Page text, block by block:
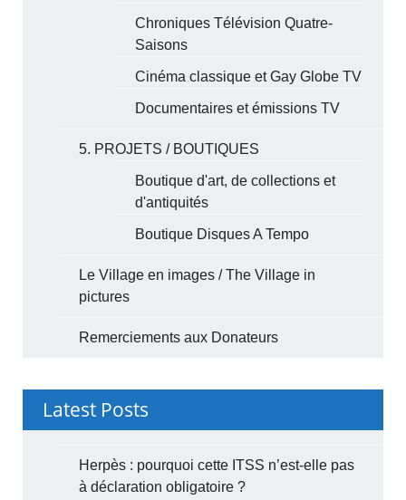
Chroniques Télévision Quatre-
Saisons
Cinéma classique et Gay Globe TV
Documentaires et émissions TV
5. PROJETS / BOUTIQUES
Boutique d'art, de collections et
d'antiquités
Boutique Disques A Tempo
Le Village en images / The Village in
pictures
Remerciements aux Donateurs
Latest Posts
Herpès : pourquoi cette ITSS n’est-elle pas
à déclaration obligatoire ?